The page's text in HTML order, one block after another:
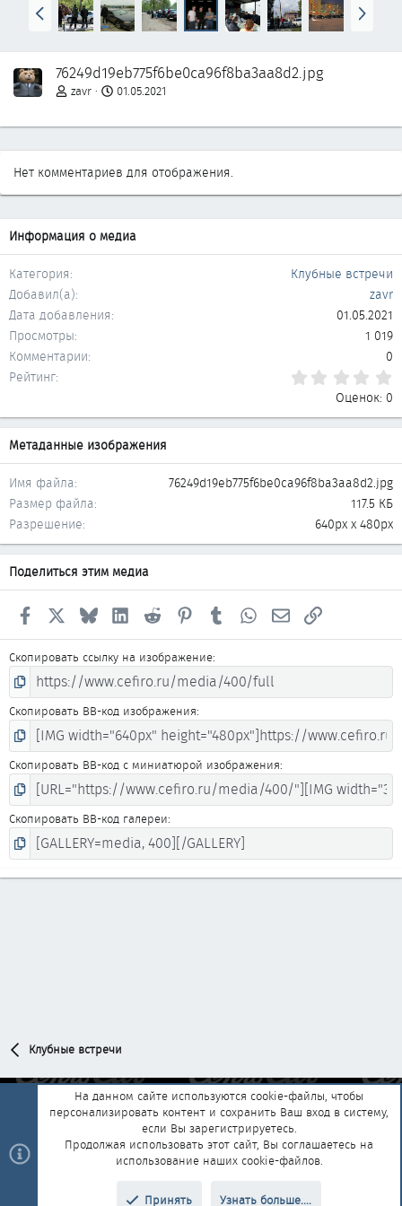
Н
а
а
д
В
п
р
76249d19eb775f6be0ca96f8ba3aa8d2.jpg
zavr 01.05.2021
Нет комментариев для отображения.
Информация о медиа
Категория
Клубные встречи
Добавил(а)
zavr
Дата добавления
01.05.2021
Просмотры
1 019
Комментарии
0
Рейтинг
Оценок: 0
Метаданные изображения
Имя файла
76249d19eb775f6be0ca96f8ba3aa8d2.jpg
Размер файла
117.5 КБ
Разрешение
640px x 480px
Поделиться этим медиа
Facebook Bluesky LinkedInReddit PinterestTumblr WhatsAppЭлектронная почта
Ссылка
Скопировать ссылку на изображение
Скопировать BB-код изображения
Скопировать BB-код с миниатюрой изображения
Скопировать BB-код галереи
Клубные встречи
Обратная связь
Условия и правила
Политика конфиденциальности
Помощь Главная
R
®
На данном сайте используются cookie-файлы, чтобы
персонализировать контент и сохранить Ваш вход в систему,
если Вы зарегистрируетесь.
Продолжая использовать этот сайт, Вы соглашаетесь на
использование наших cookie-файлов.
Принять Узнать больше....